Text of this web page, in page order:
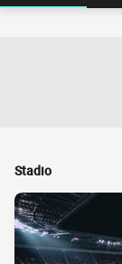
Stadio